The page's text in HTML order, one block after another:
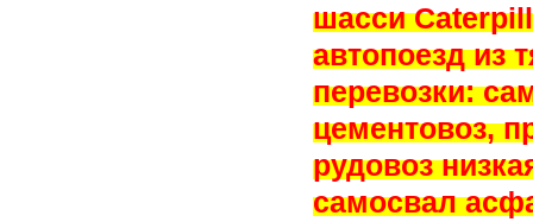
шасси
автопоезд из
перевозки:
цементовоз,
рудовоз
самосвал